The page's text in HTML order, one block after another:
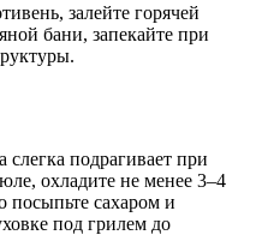
залейте горячей
бани, запекайте при
слегка подрагивает при
охладите не менее 3–4
посыпьте сахаром и
под грилем до